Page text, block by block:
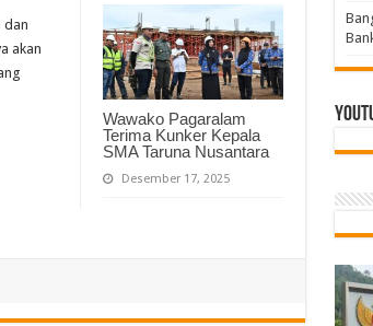
Wawako Pagaralam
Terima Kunker Kepala
SMA Taruna Nusantara
Desember 17, 2025
dan
akan